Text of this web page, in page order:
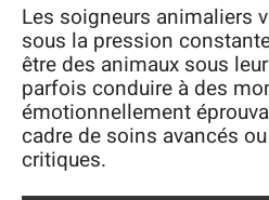
Les soigneurs animaliers
sous la pression
être des animaux sous
parfois conduire à des
émotionnellement
cadre de soins avancés
critiques.